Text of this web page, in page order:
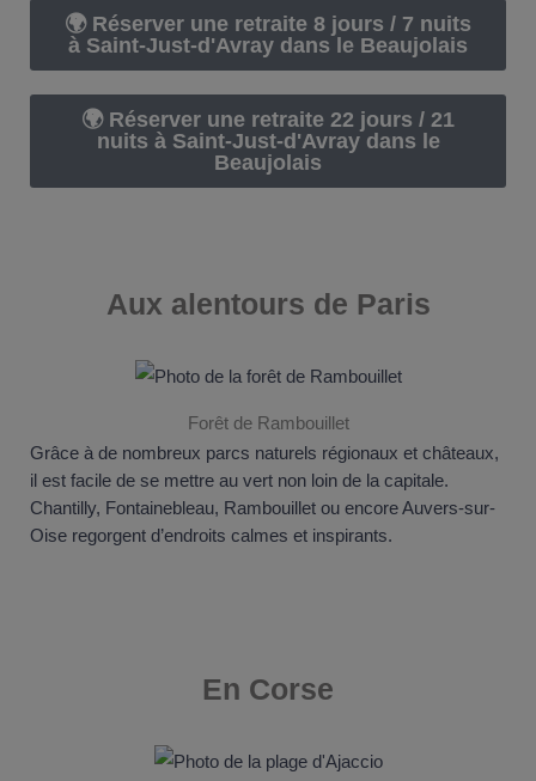
🌍 Réserver une retraite 8 jours / 7 nuits
à Saint-Just-d'Avray dans le Beaujolais
🌍 Réserver une retraite 22 jours / 21
nuits à Saint-Just-d'Avray dans le
Beaujolais
Aux alentours de Paris
Forêt de Rambouillet
Grâce à de nombreux parcs naturels régionaux et châteaux,
il est facile de se mettre au vert non loin de la capitale.
Chantilly, Fontainebleau, Rambouillet ou encore Auvers-sur-
Oise regorgent d’endroits calmes et inspirants.
En Corse